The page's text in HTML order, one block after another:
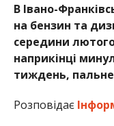
В Івано-
на бензин та
середини
наприкінці
тиждень, пальне
Розповідає